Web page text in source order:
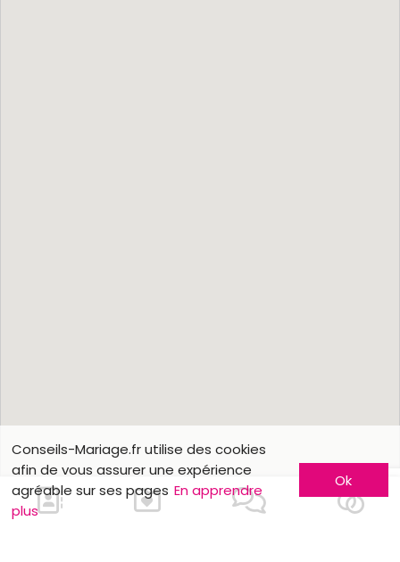
Conseils-Mariage.fr utilise des cookies
afin de vous assurer une expérience
agréable sur ses pages En apprendre
plus
Ok